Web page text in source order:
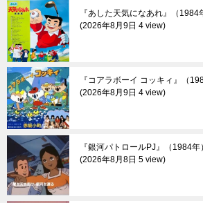
『あした天気になあれ』（1984
2026年8月9日 4 view
『コアラボーイ コッキィ』（
2026年8月9日 4 view
『銀河パトロールPJ』（1984年
2026年8月8日 5 view